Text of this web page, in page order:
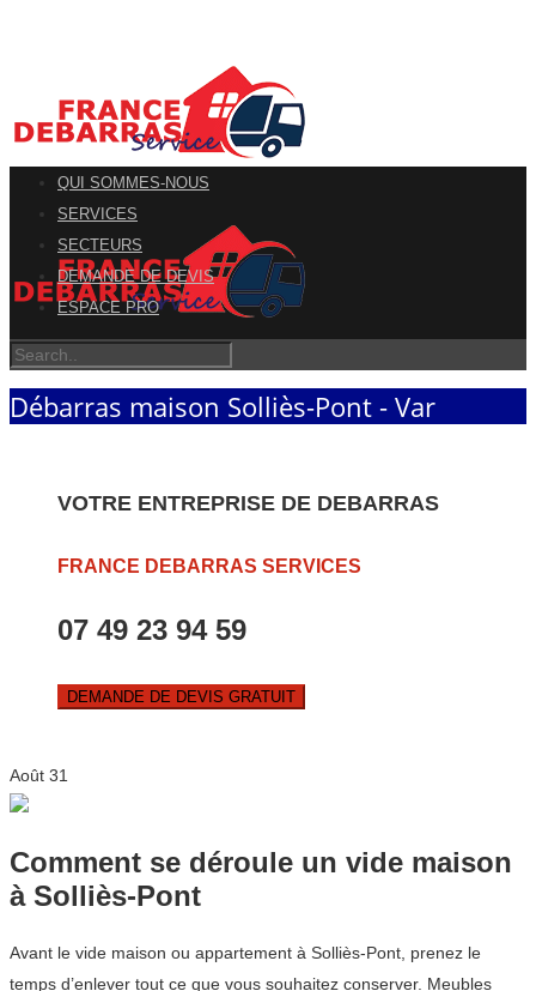
QUI SOMMES-NOUS
SERVICES
SECTEURS
DEMANDE DE DEVIS
ESPACE PRO
Débarras maison Solliès-Pont - Var
VOTRE ENTREPRISE DE DEBARRAS
FRANCE DEBARRAS SERVICES
07 49 23 94 59
DEMANDE DE DEVIS GRATUIT
Août 31
Comment se déroule un vide maison
à Solliès-Pont
Avant le vide maison ou appartement à Solliès-Pont, prenez le
temps d’enlever tout ce que vous souhaitez conserver. Meubles